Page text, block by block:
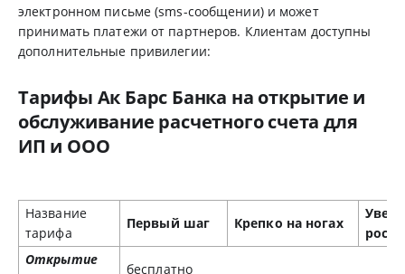
электронном письме (sms-сообщении) и может
принимать платежи от партнеров. Клиентам доступны
дополнительные привилегии:
Тарифы Ак Барс Банка на открытие и
обслуживание расчетного счета для
ИП и ООО
Название
тарифа
Первый шаг Крепко на ногах
рост
Открытие
бесплатно